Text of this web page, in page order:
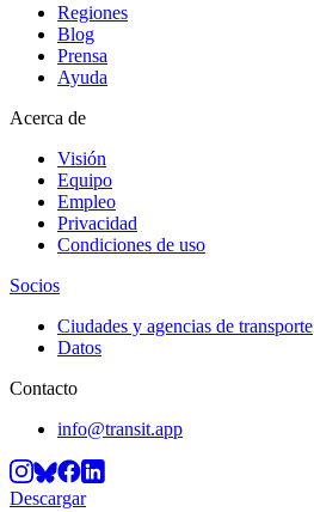
Regiones
Blog
Prensa
Ayuda
Acerca de
Visión
Equipo
Empleo
Privacidad
Condiciones de uso
Socios
Ciudades y agencias de transporte
Datos
Contacto
info@transit.app
Descargar